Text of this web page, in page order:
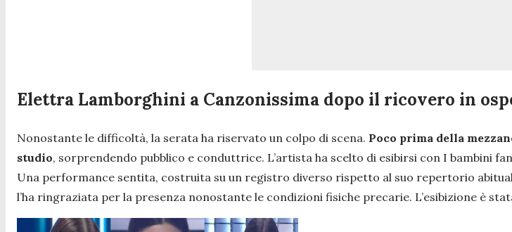
Elettra Lamborghini a Canzonissima dopo il ricovero in
Nonostante le difficoltà, la serata ha riservato un colpo di scena. Poco prima della
studio, sorprendendo pubblico e conduttrice. L’artista ha scelto di esibirsi con I bambini
Una performance sentita, costruita su un registro diverso rispetto al suo repertorio
l’ha ringraziata per la presenza nonostante le condizioni fisiche precarie. L’esibizione è